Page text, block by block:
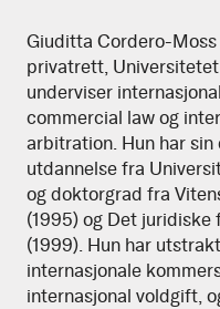
Giuditta
Cordero-
Moss
Giuditta Cordero-
privatrett,
underviser
commercial law og
arbitration. Hun har
utdannelse fra
og doktorgrad fra
(1995) og Det
(1999). Hun har
internasjonale
internasjonal voldgift,